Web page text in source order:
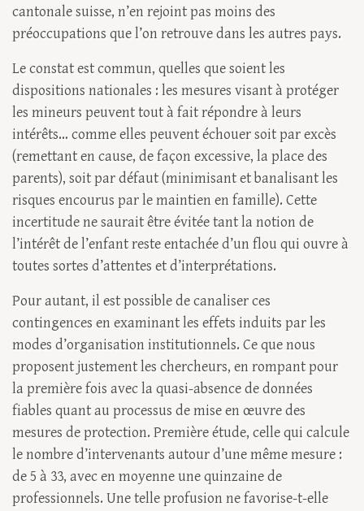
cantonale suisse, n’en rejoint pas moins des
préoccupations que l’on retrouve dans les autres pays.
Le constat est commun, quelles que soient les
dispositions nationales : les mesures visant à protéger
les mineurs peuvent tout à fait répondre à leurs
intérêts… comme elles peuvent échouer soit par excès
(remettant en cause, de façon excessive, la place des
parents), soit par défaut (minimisant et banalisant les
risques encourus par le maintien en famille). Cette
incertitude ne saurait être évitée tant la notion de
l’intérêt de l’enfant reste entachée d’un flou qui ouvre à
toutes sortes d’attentes et d’interprétations.
Pour autant, il est possible de canaliser ces
contingences en examinant les effets induits par les
modes d’organisation institutionnels. Ce que nous
proposent justement les chercheurs, en rompant pour
la première fois avec la quasi-absence de données
fiables quant au processus de mise en œuvre des
mesures de protection. Première étude, celle qui calcule
le nombre d’intervenants autour d’une même mesure :
de 5 à 33, avec en moyenne une quinzaine de
professionnels. Une telle profusion ne favorise-t-elle